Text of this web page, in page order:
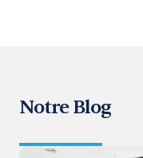
Notre Blog